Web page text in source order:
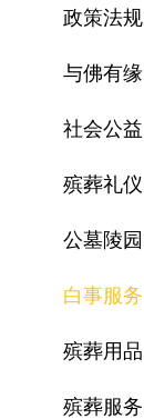
政策法规
与佛有缘
社会公益
殡葬礼仪
公墓陵园
白事服务
殡葬用品
殡葬服务